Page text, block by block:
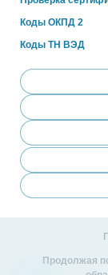
Коды ОКПД 2
Коды ТН ВЭД
Продолжая